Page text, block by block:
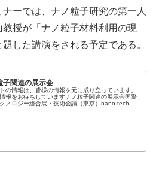
ーでは、ナノ粒子研究の第一人
授が「ナノ粒子材料利用の現
した講演をされる予定である。
子関連の展示会
の情報は、皆様の情報を元に成り立っています。
報をお待ちしていますナノ粒子関連の展示会国際
ノロジー総合展・技術会議（東京）nano tech